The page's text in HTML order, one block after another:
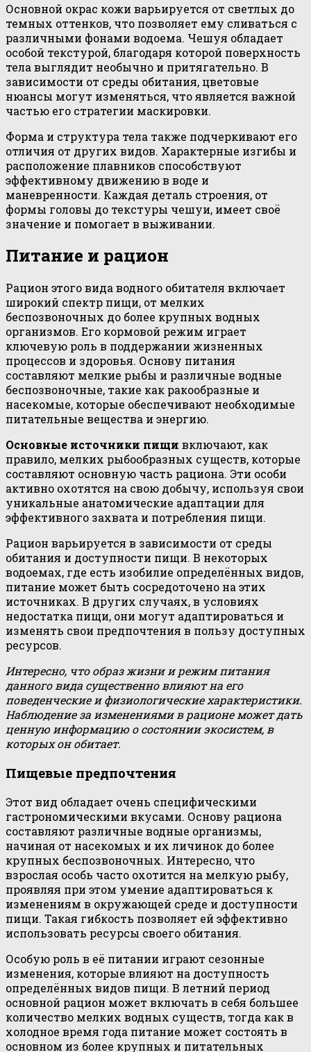
Основной окрас кожи варьируется от светлых до
темных оттенков, что позволяет ему сливаться с
различными фонами водоема. Чешуя обладает
особой текстурой, благодаря которой поверхность
тела выглядит необычно и притягательно. В
зависимости от среды обитания, цветовые
нюансы могут изменяться, что является важной
частью его стратегии маскировки.
Форма и структура тела также подчеркивают его
отличия от других видов. Характерные изгибы и
расположение плавников способствуют
эффективному движению в воде и
маневренности. Каждая деталь строения, от
формы головы до текстуры чешуи, имеет своё
значение и помогает в выживании.
Питание и рацион
Рацион этого вида водного обитателя включает
широкий спектр пищи, от мелких
беспозвоночных до более крупных водных
организмов. Его кормовой режим играет
ключевую роль в поддержании жизненных
процессов и здоровья. Основу питания
составляют мелкие рыбы и различные водные
беспозвоночные, такие как ракообразные и
насекомые, которые обеспечивают необходимые
питательные вещества и энергию.
Основные источники пищи включают, как
правило, мелких рыбообразных существ, которые
составляют основную часть рациона. Эти особи
активно охотятся на свою добычу, используя свои
уникальные анатомические адаптации для
эффективного захвата и потребления пищи.
Рацион варьируется в зависимости от среды
обитания и доступности пищи. В некоторых
водоемах, где есть изобилие определённых видов,
питание может быть сосредоточено на этих
источниках. В других случаях, в условиях
недостатка пищи, они могут адаптироваться и
изменять свои предпочтения в пользу доступных
ресурсов.
Интересно, что образ жизни и режим питания
данного вида существенно влияют на его
поведенческие и физиологические характеристики.
Наблюдение за изменениями в рационе может дать
ценную информацию о состоянии экосистем, в
которых он обитает.
Пищевые предпочтения
Этот вид обладает очень специфическими
гастрономическими вкусами. Основу рациона
составляют различные водные организмы,
начиная от насекомых и их личинок до более
крупных беспозвоночных. Интересно, что
взрослая особь часто охотится на мелкую рыбу,
проявляя при этом умение адаптироваться к
изменениям в окружающей среде и доступности
пищи. Такая гибкость позволяет ей эффективно
использовать ресурсы своего обитания.
Особую роль в её питании играют сезонные
изменения, которые влияют на доступность
определённых видов пищи. В летний период
основной рацион может включать в себя большее
количество мелких водных существ, тогда как в
холодное время года питание может состоять в
основном из более крупных и питательных